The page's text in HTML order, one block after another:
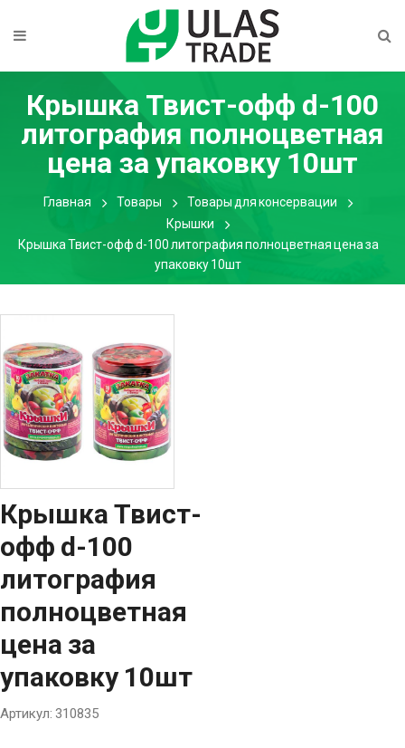
Крышка Твист-офф d-100
литография полноцветная
цена за упаковку 10шт
Главная Товары
Товары для консервации
Крышки
Крышка Твист-офф d-100 литография полноцветная цена за
упаковку 10шт
Крышка Твист-
офф d-100
литография
полноцветная
цена за
упаковку 10шт
Артикул: 310835